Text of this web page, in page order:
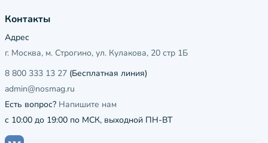
Контакты
Адрес
г. Москва, м. Строгино, ул. Кулакова, 20 стр 1Б
8 800 333 13 27 (Бесплатная линия)
admin@nosmag.ru
Есть вопрос? Напишите нам
с 10:00 до 19:00 по МСК, выходной ПН-ВТ